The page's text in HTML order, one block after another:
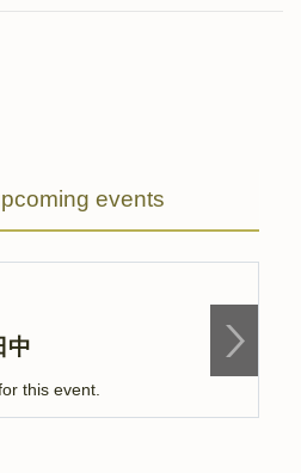
events
中
this event.